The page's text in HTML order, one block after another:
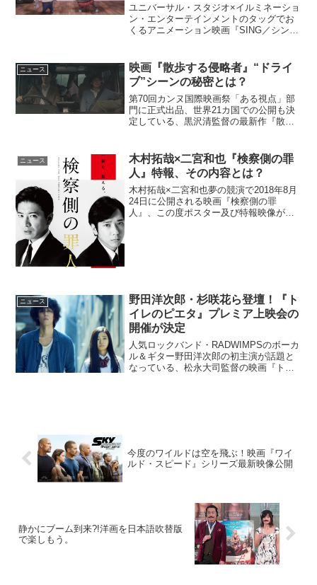
ユニバーサル・スタジオ×イルミネーショ
ン・エンターテインメントのタッグでお
くるアニメーション映画『SING／シン
開されている。スティーヴィー・ワンダ
ーとアリアナ...
ニュース
映画『散歩する侵略者』“ドライ
ブ”シーンの秘密とは？
第70回カンヌ国際映画祭「ある視点」部
門に正式出品、世界21カ国での公開も決
定している、黒沢清監督の最新作『散歩
川知大率いる劇団イキウメの同名人気舞
台を、舞台のアイデ...
ニュース
木村拓哉×二宮和也『検察側の罪
人』特報、その内容とは？
木村拓哉×二宮和也夢の競演で2018年8月
24日に公開される映画『検察側の罪
人』、この度ポスター及び特報映像が解
ニュース
野田洋次郎・杉咲花ら登壇！『ト
イレのピエタ』プレミア上映会の
開催が決定
人気ロックバンド・RADWIMPSのボーカ
ル＆ギター野田洋次郎の初主演が話題と
なっている、松永大司監督の映画『トイ
今度のワイルドは空を飛ぶ！映画『ワイ
ルド・スピード』シリーズ最新映像公開
静かにブーム到来?!洋画を日本語吹替版
で楽しもう。